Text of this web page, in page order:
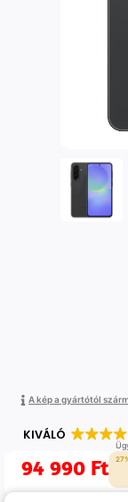
A kép a gyártótól
KIVÁLÓ
94 990 Ft